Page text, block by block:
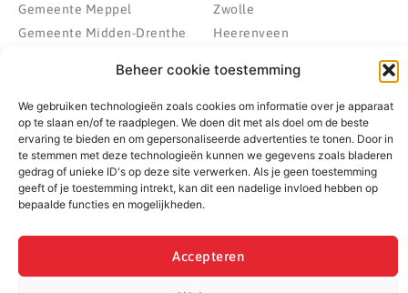
Beheer cookie toestemming
We gebruiken technologieën zoals cookies om informatie over je apparaat
op te slaan en/of te raadplegen. We doen dit met als doel om de beste
ervaring te bieden en om gepersonaliseerde advertenties te tonen. Door in
te stemmen met deze technologieën kunnen we gegevens zoals bladeren
gedrag of unieke ID's op deze site verwerken. Als je geen toestemming
geeft of je toestemming intrekt, kan dit een nadelige invloed hebben op
bepaalde functies en mogelijkheden.
Accepteren
Gemeente Meppel
Gemeente Midden-Drenthe
Gemeente Noordoostpolder
Gemeente Steenwijkerland
Gemeente Weststellingwerf
Zwolle
Heerenveen
Emmeloord
Wolvega
© 2022 - 2026 BespaarPartner | Alle rechten voorbehouden